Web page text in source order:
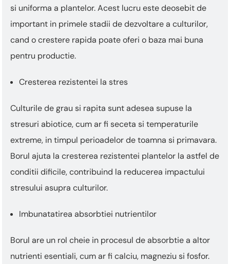
si uniforma a plantelor. Acest lucru este deosebit de
important in primele stadii de dezvoltare a culturilor,
cand o crestere rapida poate oferi o baza mai buna
pentru productie.
Cresterea rezistentei la stres
Culturile de grau si rapita sunt adesea supuse la
stresuri abiotice, cum ar fi seceta si temperaturile
extreme, in timpul perioadelor de toamna si primavara.
Borul ajuta la cresterea rezistentei plantelor la astfel de
conditii dificile, contribuind la reducerea impactului
stresului asupra culturilor.
Imbunatatirea absorbtiei nutrientilor
Borul are un rol cheie in procesul de absorbtie a altor
nutrienti esentiali, cum ar fi calciu, magneziu si fosfor.